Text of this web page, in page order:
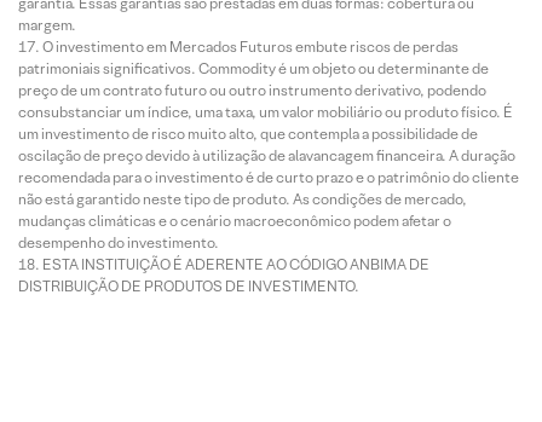
margem.
O investimento em Mercados Futuros embute riscos de perdas
patrimoniais significativos. Commodity é um objeto ou determinante de
preço de um contrato futuro ou outro instrumento derivativo, podendo
consubstanciar um índice, uma taxa, um valor mobiliário ou produto físico. É
um investimento de risco muito alto, que contempla a possibilidade de
oscilação de preço devido à utilização de alavancagem financeira. A duração
recomendada para o investimento é de curto prazo e o patrimônio do cliente
não está garantido neste tipo de produto. As condições de mercado,
mudanças climáticas e o cenário macroeconômico podem afetar o
desempenho do investimento.
ESTA INSTITUIÇÃO É ADERENTE AO CÓDIGO ANBIMA DE
DISTRIBUIÇÃO DE PRODUTOS DE INVESTIMENTO.